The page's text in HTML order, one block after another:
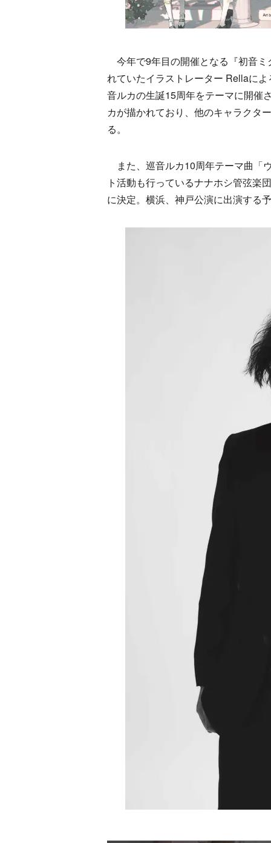
今年で9年目の開催となる『初音
れていたイラストレーター Rellaに
音ルカの生誕15周年をテーマに開催
カが描かれており、他のキャラクタ
る。
また、巡音ルカ10周年テーマ曲「
ト活動も行っているナナホシ管弦楽
に決定。横浜、神戸公演に出演する